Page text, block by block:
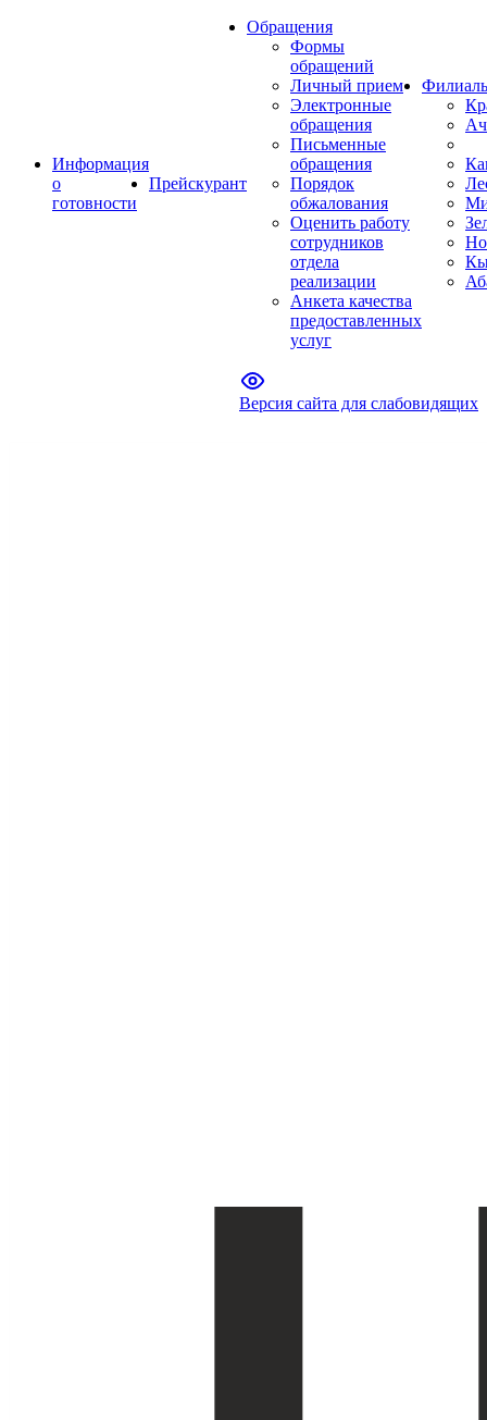
Информация
о
готовности
Прейскурант
Обращения
Формы
обращений
Личный прием
Электронные
обращения
Письменные
обращения
Порядок
обжалования
Оценить работу
сотрудников
отдела
реализации
Анкета качества
предоставленных
услуг
Версия сайта для слабовидящих